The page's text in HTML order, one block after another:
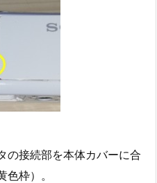
の接続部を本体カバーに合
枠）。